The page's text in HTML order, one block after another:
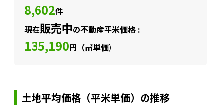
8,602件
現在販売中の不動産平米価格 :
135,190円（㎡単価）
土地平均価格（平米単価）の推移